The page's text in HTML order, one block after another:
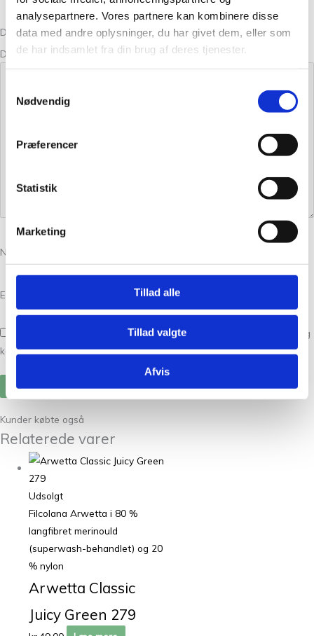
analysepartnere. Vores partnere kan kombinere disse
data med andre oplysninger, du har givet dem, eller som
de har indsamlet fra din brug af deres tjenester.
Nødvendig
Præferencer
Statistik
Marketing
Tillad alle
Tillad valgte
Afvis
Din bedømmelse
Din anmeldelse*
Navn
E-mail
Gem mit navn, mail og websted i denne browser til næste gang jeg
kommenterer.
Kunder købte også
Relaterede varer
Udsolgt
Filcolana Arwetta i 80 %
langfibret merinould
(superwash-behandlet) og 20
% nylon
Arwetta Classic
Juicy Green 279